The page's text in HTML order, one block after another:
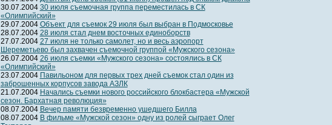
30.07.2004 30 июля съемочная группа переместилась в СК
«Олимпийский»
29.07.2004 Объект для съемок 29 июля был выбран в Подмосковье
28.07.2004 28 июля стал днем восточных единоборств
27.07.2004 27 июля не только самолет, но и весь аэропорт
Шереметьево был захвачен съемочной группой «Мужского сезона»
26.07.2004 26 июля съемки «Мужского сезона» состоялись в СК
«Олимпийский»
23.07.2004 Павильоном для первых трех дней съемок стал один из
заброшенных корпусов завода АЗЛК
21.07.2004 Начались съемки нового российского блокбастера «Мужской
сезон. Бархатная революция»
08.07.2004 Вечер памяти безвременно ушедшего Билла
08.07.2004 В фильме «Мужской сезон» одну из ролей сыграет Олег